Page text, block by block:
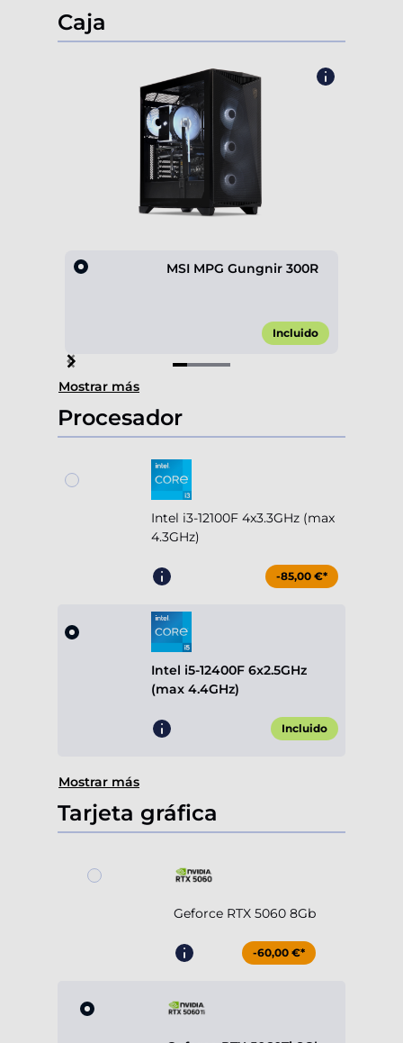
Caja
MSI MPG Gungnir 300R
Incluido
Item
1
of
4
Mostrar más
Procesador
Intel i3-12100F 4x3.3GHz (max
4.3GHz)
-85,00 €*
Intel i5-12400F 6x2.5GHz
(max 4.4GHz)
Incluido
Mostrar más
Tarjeta gráfica
Geforce RTX 5060 8Gb
-60,00 €*